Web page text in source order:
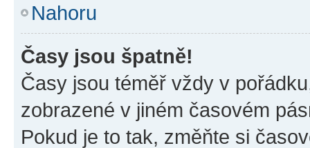
Nahoru
Časy jsou špatně!
Časy jsou téměř vždy v
zobrazené v jiném časovém
Pokud je to tak, změňte si